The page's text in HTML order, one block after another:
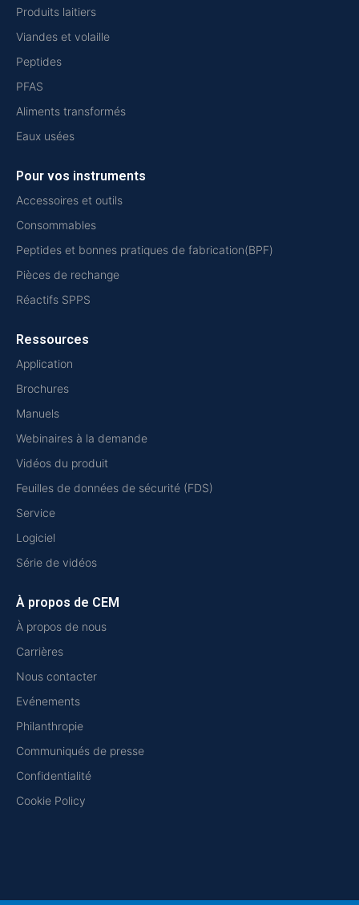
Produits laitiers
Viandes et volaille
Peptides
PFAS
Aliments transformés
Eaux usées
Pour vos instruments
Accessoires et outils
Consommables
Peptides et bonnes pratiques de fabrication(BPF)
Pièces de rechange
Réactifs SPPS
Ressources
Application
Brochures
Manuels
Webinaires à la demande
Vidéos du produit
Feuilles de données de sécurité (FDS)
Service
Logiciel
Série de vidéos
À propos de CEM
À propos de nous
Carrières
Nous contacter
Evénements
Philanthropie
Communiqués de presse
Confidentialité
Cookie Policy